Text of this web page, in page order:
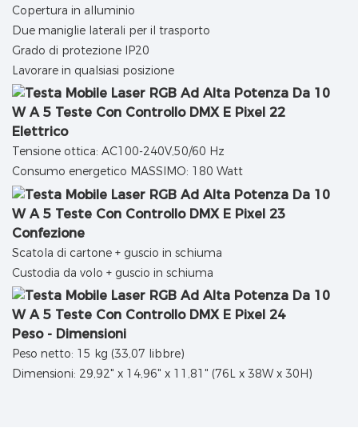
Copertura in alluminio
Due maniglie laterali per il trasporto
Grado di protezione IP20
Lavorare in qualsiasi posizione
Elettrico
Tensione ottica: AC100-240V,50/60 Hz
Consumo energetico MASSIMO: 180 Watt
Confezione
Scatola di cartone + guscio in schiuma
Custodia da volo + guscio in schiuma
Peso - Dimensioni
Peso netto: 15 kg (33,07 libbre)
Dimensioni: 29,92" x 14,96" x 11,81" (76L x 38W x 30H)